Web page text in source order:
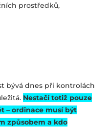
prostředků,
bývá dnes při kontrolách
Nestačí totiž pouze
– ordinace musí být
způsobem a kdo